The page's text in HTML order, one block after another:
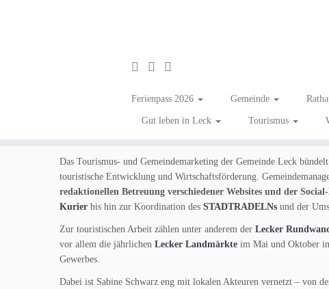
Ferienpass 2026 Gemeinde
Gut leben in Leck Tourismus
Gemeindemarketing
Das Tourismus- und Gemeindemarketing der Gemeinde Leck
touristische Entwicklung und Wirtschaftsförderung.
redaktionellen Betreuung verschiedener Websites und der
Kurier bis hin zur Koordination des STADTRADELNs und der
Zur touristischen Arbeit zählen unter anderem der Lecker
vor allem die jährlichen Lecker Landmärkte im Mai und Oktober
Gewerbes.
Dabei ist Sabine Schwarz eng mit lokalen Akteuren vernetzt – von